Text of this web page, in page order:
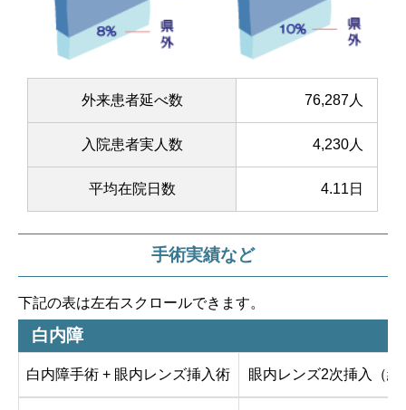
外来患者延べ数 76,287人
入院患者実人数 4,230人
平均在院日数 4.11日
手術実績など
下記の表は左右スクロールできます。
白内障
白内障手術 + 眼内レンズ挿入術 眼内レンズ2次挿入（縫